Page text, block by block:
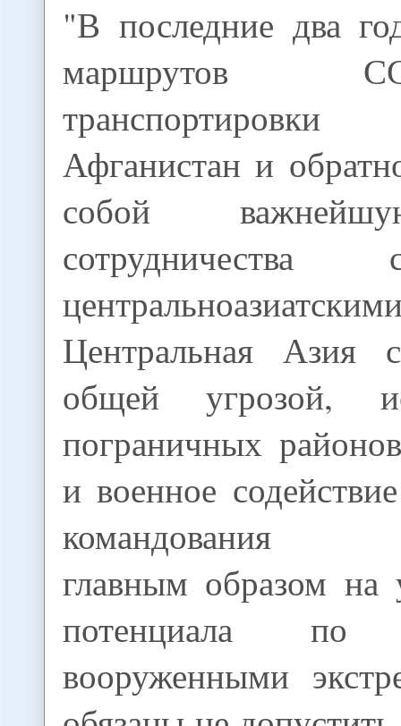
"В последние два
маршрутов
Афганистан и
собой
Центральная Азия
общей угрозой,
пограничных
и военное
командования
главным образом на
потенциала
вооруженными